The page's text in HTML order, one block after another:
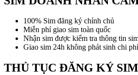
100% Sim đăng ký chính chủ
Miễn phí giao sim toàn quốc
Nhận sim được kiểm tra thông tin
Giao sim 24h không phát sinh chi
THỦ TỤC ĐĂNG KÝ SIM